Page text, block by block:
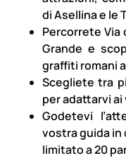
di Asellina e le
Percorrete Via
Grande e
graffiti romani
Scegliete tra
per adattarvi
Godetevi
vostra guida
limitato a 20